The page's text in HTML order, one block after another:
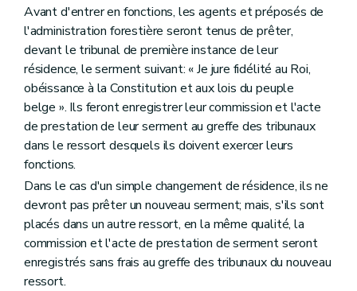
Art. 110
Art. 111
Art. 112
Art. 113
Art. 114
Art. 115
Art. 116
Art. 117
Art. 118
Art. 119
Titre XI
De la poursuite des délits
Art. 120
Art. 121
Art. 122
Art. 123
Art. 124
Art. 125
Avant d'entrer en fonctions, les agents et préposés de
l'administration forestière seront tenus de prêter,
devant le tribunal de première instance de leur
résidence, le serment suivant: « Je jure fidélité au Roi,
obéissance à la Constitution et aux lois du peuple
belge ». Ils feront enregistrer leur commission et l'acte
de prestation de leur serment au greffe des tribunaux
dans le ressort desquels ils doivent exercer leurs
fonctions.
Dans le cas d'un simple changement de résidence, ils ne
devront pas prêter un nouveau serment; mais, s'ils sont
placés dans un autre ressort, en la même qualité, la
commission et l'acte de prestation de serment seront
enregistrés sans frais au greffe des tribunaux du nouveau
ressort.